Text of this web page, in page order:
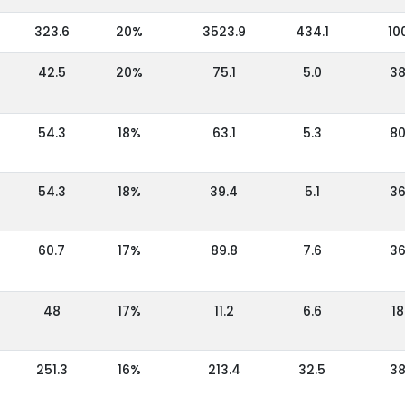
323.6 20% 3523.9 434.1
42.5 20% 75.1 5.0 38
54.3 18% 63.1 5.3 80
54.3 18% 39.4 5.1 36
60.7 17% 89.8 7.6 36
48 17% 11.2 6.6 18
251.3 16% 213.4 32.5 38